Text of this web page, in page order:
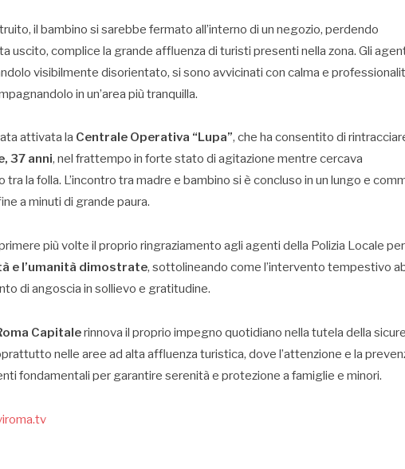
il bambino si sarebbe fermato all’interno di un negozio, perdendo
uscito, complice la grande affluenza di turisti presenti nella zona. Gli
visibilmente disorientato, si sono avvicinati con calma e
in un’area più tranquilla.
attivata la Centrale Operativa “Lupa”, che ha consentito di
37 anni, nel frattempo in forte stato di agitazione mentre cercava
la folla. L’incontro tra madre e bambino si è concluso in un lungo e
a minuti di grande paura.
più volte il proprio ringraziamento agli agenti della Polizia Locale
e l’umanità dimostrate, sottolineando come l’intervento tempestivo
di angoscia in sollievo e gratitudine.
Capitalerinnova il proprio impegno quotidiano nella tutela della
nelle aree ad alta affluenza turistica, dove l’attenzione e la
fondamentali per garantire serenità e protezione a famiglie e minori.